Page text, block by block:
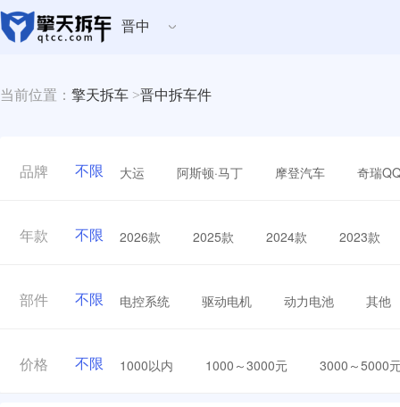
晋中
当前位置： 擎天拆车 >晋中拆车件
品牌 不限 大运 阿斯顿·马丁 摩登汽车 奇瑞
年款 不限 2026款 2025款 2024款 2023款
部件 不限 电控系统 驱动电机 动力电池 其他
价格 不限 1000以内 1000～3000元 3000～5000